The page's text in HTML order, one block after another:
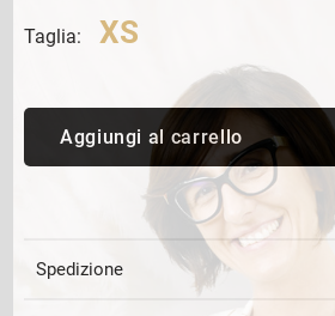
Taglia: XS
Aggiungi al carrello
Spedizione